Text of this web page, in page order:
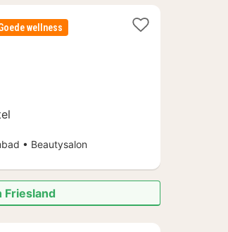
wellness
• Beautysalon
Friesland